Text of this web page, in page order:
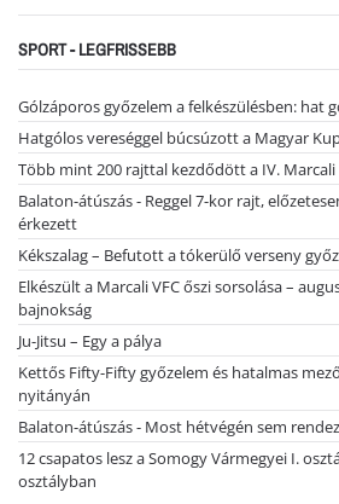
SPORT - LEGFRISSEBB
Gólzáporos győzelem a felkészülésben: hat
Hatgólos vereséggel búcsúzott a Magyar
Több mint 200 rajttal kezdődött a IV.
Balaton-átúszás - Reggel 7-kor rajt,
érkezett
Kékszalag – Befutott a tókerülő verseny
Elkészült a Marcali VFC őszi sorsolása –
bajnokság
Ju-Jitsu – Egy a pálya
Kettős Fifty-Fifty győzelem és hatalmas
nyitányán
Balaton-átúszás - Most hétvégén sem
12 csapatos lesz a Somogy Vármegyei I.
osztályban